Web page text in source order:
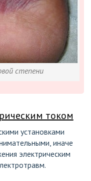
степени
током
установками
иначе
электрическим